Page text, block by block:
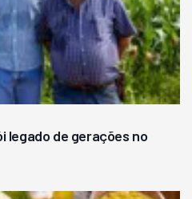
legado de gerações no